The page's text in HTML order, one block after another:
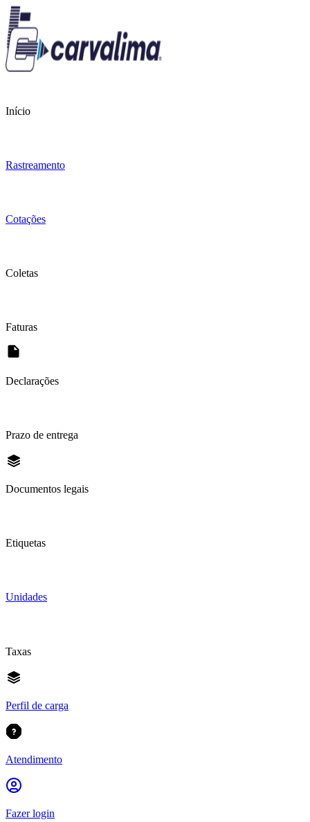
Início
Rastreamento
Cotações
Coletas
Faturas
Declarações
Prazo de entrega
Documentos legais
Etiquetas
Unidades
Taxas
Perfil de carga
Atendimento
Fazer login